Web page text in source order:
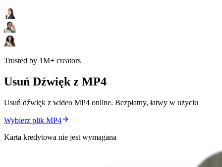
Trusted by 1M+ creators
Usuń Dźwięk z MP4
Usuń dźwięk z wideo MP4 online. Bezpłatny, łatwy w użyciu
Wybierz plik MP4
Karta kredytowa nie jest wymagana